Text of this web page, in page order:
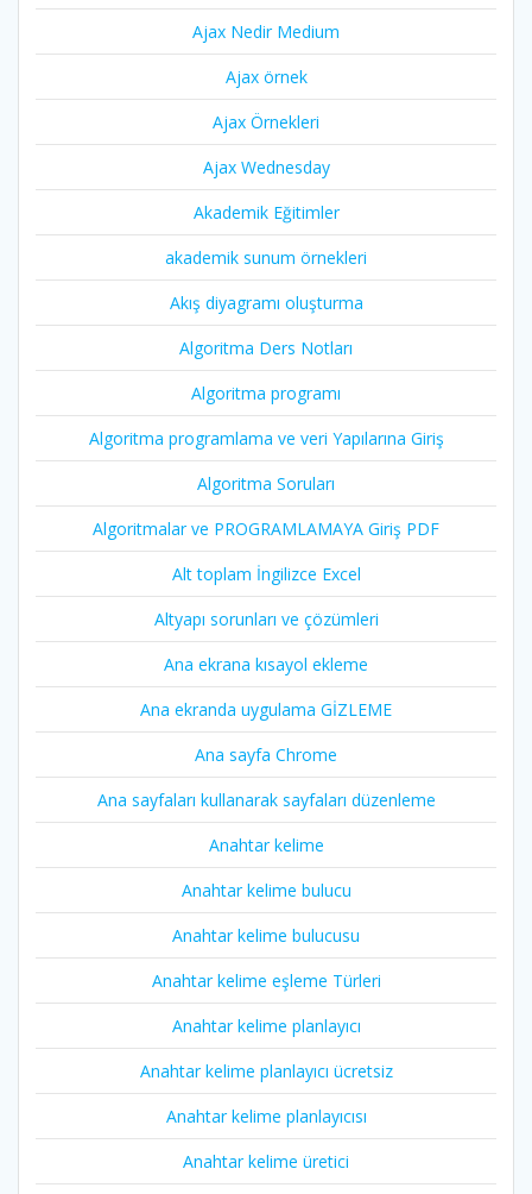
Ajax Nedir Medium
Ajax örnek
Ajax Örnekleri
Ajax Wednesday
Akademik Eğitimler
akademik sunum örnekleri
Akış diyagramı oluşturma
Algoritma Ders Notları
Algoritma programı
Algoritma programlama ve veri Yapılarına Giriş
Algoritma Soruları
Algoritmalar ve PROGRAMLAMAYA Giriş PDF
Alt toplam İngilizce Excel
Altyapı sorunları ve çözümleri
Ana ekrana kısayol ekleme
Ana ekranda uygulama GİZLEME
Ana sayfa Chrome
Ana sayfaları kullanarak sayfaları düzenleme
Anahtar kelime
Anahtar kelime bulucu
Anahtar kelime bulucusu
Anahtar kelime eşleme Türleri
Anahtar kelime planlayıcı
Anahtar kelime planlayıcı ücretsiz
Anahtar kelime planlayıcısı
Anahtar kelime üretici